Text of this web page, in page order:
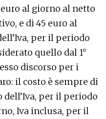
al giorno al netto
e di 45 euro al
per il periodo
quello dal 1°
discorso per i
il costo è sempre di
dell’Iva, per il periodo
Iva inclusa, per il